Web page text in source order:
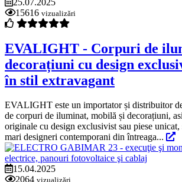
15616 vizualizări
EVALIGHT - Corpuri de
decorațiuni cu design
în stil extravagant
EVALIGHT este un importator și distribuitor
de corpuri de iluminat, mobilă și decorațiuni,
originale cu design exclusivist sau piese unicat,
mari designeri contemporani din întreaga...
15.04.2025
2064 vizualizări